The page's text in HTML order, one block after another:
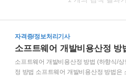
자격증/정보처리기사
소프트웨어 개발비용산정 방
소프트웨어 개발비용산정 방법 (하향식/
정 방법 소프트웨어 개발비용산정 방법은